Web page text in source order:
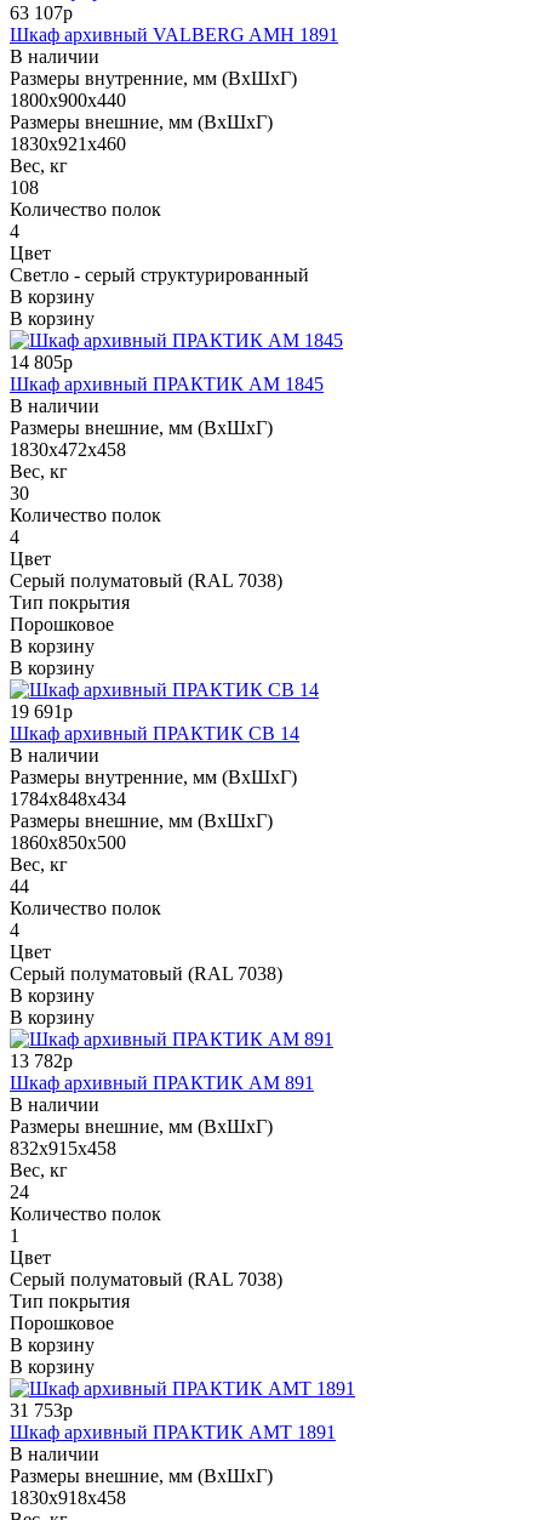
63 107р
Шкаф архивный VALBERG AMH 1891
В наличии
Размеры внутренние, мм (ВхШхГ)
1800x900x440
Размеры внешние, мм (ВхШхГ)
1830x921x460
Вес, кг
108
Количество полок
4
Цвет
Светло - серый структурированный
В корзину
В корзину
14 805р
Шкаф архивный ПРАКТИК AM 1845
В наличии
Размеры внешние, мм (ВхШхГ)
1830x472x458
Вес, кг
30
Количество полок
4
Цвет
Серый полуматовый (RAL 7038)
Тип покрытия
Порошковое
В корзину
В корзину
19 691р
Шкаф архивный ПРАКТИК СВ 14
В наличии
Размеры внутренние, мм (ВхШхГ)
1784x848x434
Размеры внешние, мм (ВхШхГ)
1860x850x500
Вес, кг
44
Количество полок
4
Цвет
Серый полуматовый (RAL 7038)
В корзину
В корзину
13 782р
Шкаф архивный ПРАКТИК AM 891
В наличии
Размеры внешние, мм (ВхШхГ)
832x915x458
Вес, кг
24
Количество полок
1
Цвет
Серый полуматовый (RAL 7038)
Тип покрытия
Порошковое
В корзину
В корзину
31 753р
Шкаф архивный ПРАКТИК AMT 1891
В наличии
Размеры внешние, мм (ВхШхГ)
1830x918x458